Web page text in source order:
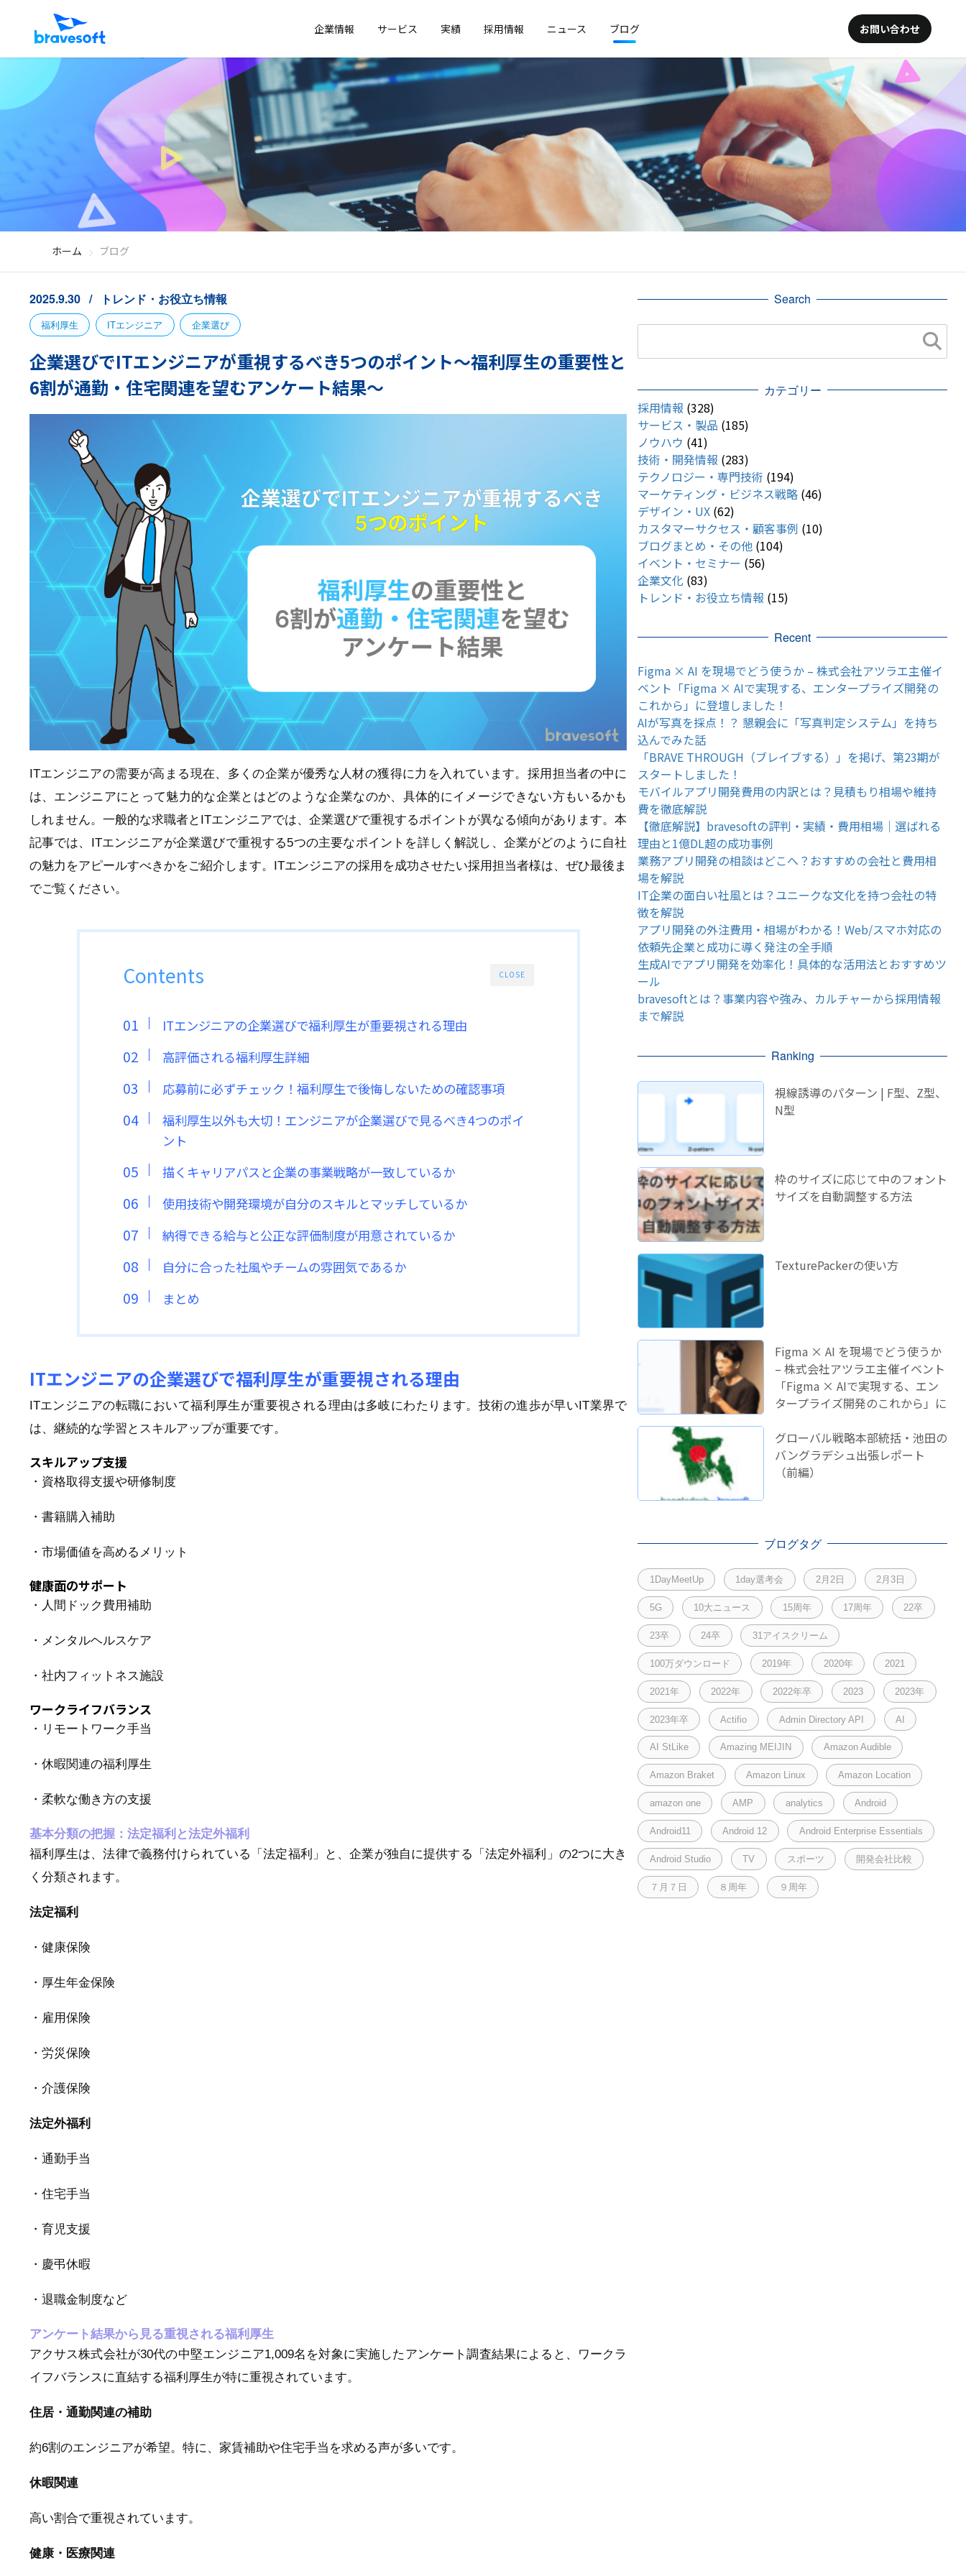
企業情報 サービス 実績 採用情報 ニュース ブログ お問い合わせ
ホーム ブログ
2025.9.30 トレンド・お役立ち情報
福利厚生 ITエンジニア 企業選び
企業選びでITエンジニアが重視するべき5つのポイント〜福利厚生の重要性と
6割が通勤・住宅関連を望むアンケート結果〜
ITエンジニアの需要が高まる現在、多くの企業が優秀な人材の獲得に力を入れています。採用担当者の中に
は、エンジニアにとって魅力的な企業とはどのような企業なのか、具体的にイメージできない方もいるかも
しれません。一般的な求職者とITエンジニアでは、企業選びで重視するポイントが異なる傾向があります。本
記事では、ITエンジニアが企業選びで重視する5つの主要なポイントを詳しく解説し、企業がどのように自社
の魅力をアピールすべきかをご紹介します。ITエンジニアの採用を成功させたい採用担当者様は、ぜひ最後ま
でご覧ください。
CLOSE
Contents
ITエンジニアの企業選びで福利厚生が重要視される理由
高評価される福利厚生詳細
応募前に必ずチェック！福利厚生で後悔しないための確認事項
福利厚生以外も大切！エンジニアが企業選びで見るべき4つのポイ
ント
描くキャリアパスと企業の事業戦略が一致しているか
使用技術や開発環境が自分のスキルとマッチしているか
納得できる給与と公正な評価制度が用意されているか
自分に合った社風やチームの雰囲気であるか
まとめ
ITエンジニアの企業選びで福利厚生が重要視される理由
ITエンジニアの転職において福利厚生が重要視される理由は多岐にわたります。技術の進歩が早いIT業界で
は、継続的な学習とスキルアップが重要です。
スキルアップ支援
・資格取得支援や研修制度
・書籍購入補助
・市場価値を高めるメリット
健康面のサポート
・人間ドック費用補助
・メンタルヘルスケア
・社内フィットネス施設
ワークライフバランス
・リモートワーク手当
・休暇関連の福利厚生
・柔軟な働き方の支援
基本分類の把握：法定福利と法定外福利
福利厚生は、法律で義務付けられている「法定福利」と、企業が独自に提供する「法定外福利」の2つに大き
く分類されます。
法定福利
・ 健康保険
・厚生年金保険
・雇用保険
・労災保険
・介護保険
法定外福利
・通勤手当
・住宅手当
・育児支援
・慶弔休暇
・退職金制度など
アンケート結果から見る重視される福利厚生
アクサス株式会社が30代の中堅エンジニア1,009名を対象に実施したアンケート調査結果によると、ワークラ
イフバランスに直結する福利厚生が特に重視されています。
住居・通勤関連の補助
約6割のエンジニアが希望。特に、家賃補助や住宅手当を求める声が多いです。
休暇関連
高い割合で重視されています。
健康・医療関連
Search
カテゴリー
採用情報 (328)
サービス・製品 (185)
ノウハウ (41)
技術・開発情報 (283)
テクノロジー・専門技術 (194)
マーケティング・ビジネス戦略 (46)
デザイン・UX (62)
カスタマーサクセス・顧客事例 (10)
ブログまとめ・その他 (104)
イベント・セミナー (56)
企業文化 (83)
トレンド・お役立ち情報 (15)
Recent
Figma × AI を現場でどう使うか – 株式会社アツラエ主催イ
ベント「Figma × AIで実現する、エンタープライズ開発の
これから」に登壇しました！
AIが写真を採点！？ 懇親会に「写真判定システム」を持ち
込んでみた話
「BRAVE THROUGH（ブレイブする）」を掲げ、第23期が
スタートしました！
モバイルアプリ開発費用の内訳とは？見積もり相場や維持
費を徹底解説
【徹底解説】bravesoftの評判・実績・費用相場｜選ばれる
理由と1億DL超の成功事例
業務アプリ開発の相談はどこへ？おすすめの会社と費用相
場を解説
IT企業の面白い社風とは？ユニークな文化を持つ会社の特
徴を解説
アプリ開発の外注費用・相場がわかる！Web/スマホ対応の
依頼先企業と成功に導く発注の全手順
生成AIでアプリ開発を効率化！具体的な活用法とおすすめツ
ール
bravesoftとは？事業内容や強み、カルチャーから採用情報
まで解説
Ranking
視線誘導のパターン | F型、Z型、
N型
枠のサイズに応じて中のフォント
サイズを自動調整する方法
TexturePackerの使い方
Figma × AI を現場でどう使うか
– 株式会社アツラエ主催イベント
「Figma × AIで実現する、エン
タープライズ開発のこれから」に
グローバル戦略本部統括・池田の
バングラデシュ出張レポート
（前編）
ブログタグ
1DayMeetUp 1day選考会 2月2日 2月3日
5G 10大ニュース 15周年 17周年 22卒
23卒 24卒 31アイスクリーム
100万ダウンロード 2019年 2020年 2021
2021年 2022年 2022年卒 2023 2023年
2023年卒 Actifio Admin Directory API AI
AI StLike Amazing MEIJIN Amazon Audible
Amazon Braket Amazon Linux Amazon Location
amazon one AMP analytics Android
Android11 Android 12 Android Enterprise Essentials
Android Studio TV スポーツ 開発会社比較
７月７日 ８周年 ９周年